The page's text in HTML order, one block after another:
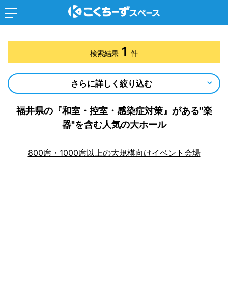
福井県の『和室・控室・感染症対策』がある"楽
器"を含む人気の大ホール
800席・1000席以上の大規模向けイベント会場
検索結果 1 件
さらに詳しく絞り込む